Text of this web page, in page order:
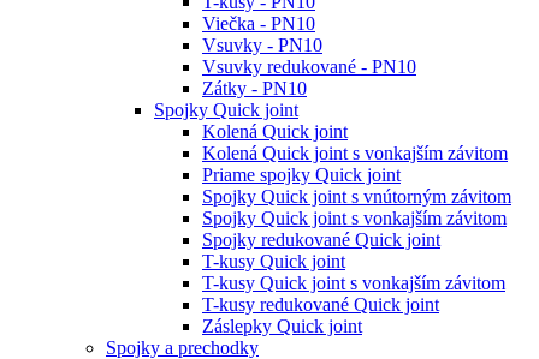
Viečka - PN10
Vsuvky - PN10
Vsuvky redukované - PN10
Zátky - PN10
Spojky Quick joint
Kolená Quick joint
Kolená Quick joint s vonkajším závitom
Priame spojky Quick joint
Spojky Quick joint s vnútorným závitom
Spojky Quick joint s vonkajším závitom
Spojky redukované Quick joint
T-kusy Quick joint
T-kusy Quick joint s vonkajším závitom
T-kusy redukované Quick joint
Záslepky Quick joint
Spojky a prechodky